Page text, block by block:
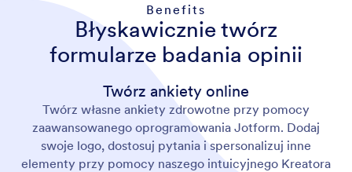
Benefits
Błyskawicznie twórz
formularze badania opinii
Twórz ankiety online
Twórz własne ankiety zdrowotne przy pomocy
zaawansowanego oprogramowania Jotform. Dodaj
swoje logo, dostosuj pytania i spersonalizuj inne
elementy przy pomocy naszego intuicyjnego Kreatora